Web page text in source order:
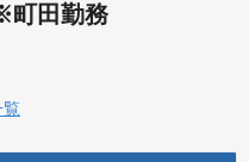
町田勤務
覧